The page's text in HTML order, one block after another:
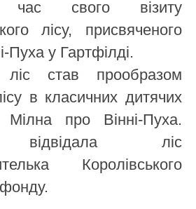
свого візиту
лісу, присвяченого
Пуха у Гартфілді.
ліс став прообразом
в класичних дитячих
про Вінні-Пуха.
відвідала ліс
Королівського